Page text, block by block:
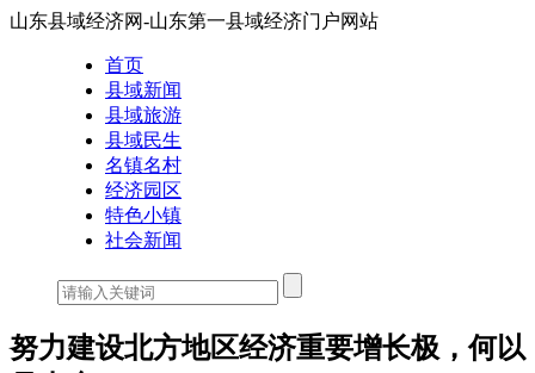
山东县域经济网-山东第一县域经济门户网站
首页
县域新闻
县域旅游
县域民生
名镇名村
经济园区
特色小镇
社会新闻
努力建设北方地区经济重要增长极，何以